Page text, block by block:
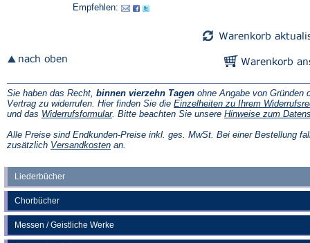
Liederbücher
Chorbücher
Messen / Geistliche Werke
Empfehlen:
Sie haben das Recht, binnen vierzehn Tagen ohne Angabe von Gründen
Vertrag zu widerrufen. Hier finden Sie die Einzelheiten zu Ihrem
und das Widerrufsformular(Öffnet
einem
neuen
. Bitte beachten Sie unsere Hinweise zum
Alle Preise sind Endkunden-Preise inkl. ges. MwSt. Bei einer Bestellung
zusätzlich Versandkosten(Öffnet
an.